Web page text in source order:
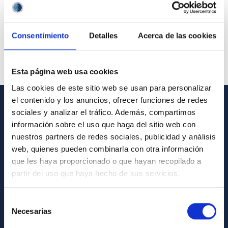
Consentimiento Detalles Acerca de las cookies
Esta página web usa cookies
Las cookies de este sitio web se usan para personalizar
el contenido y los anuncios, ofrecer funciones de redes
sociales y analizar el tráfico. Además, compartimos
información sobre el uso que haga del sitio web con
nuestros partners de redes sociales, publicidad y análisis
web, quienes pueden combinarla con otra información
que les haya proporcionado o que hayan recopilado a
partir del uso que haya hecho de sus servicios.
Necesarias
GENERAL INFORMATION
Contact
How to get to the IAC
List of personnel
Library
General register